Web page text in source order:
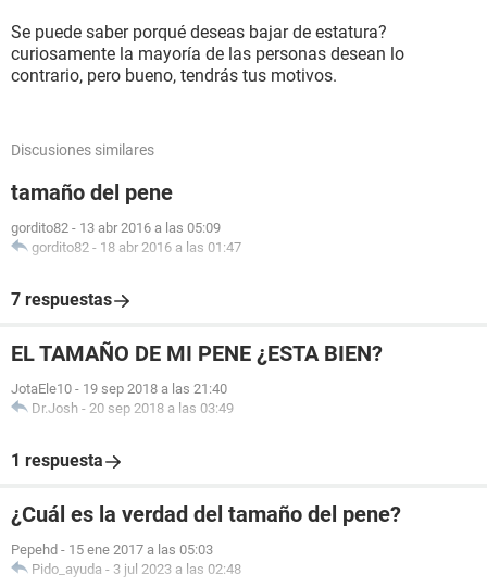
Se puede saber porqué deseas bajar de estatura?
curiosamente la mayoría de las personas desean lo
contrario, pero bueno, tendrás tus motivos.
Discusiones similares
tamaño del pene
gordito82 - 13 abr 2016 a las 05:09
gordito82 - 18 abr 2016 a las 01:47
7 respuestas
EL TAMAÑO DE MI PENE ¿ESTA BIEN?
JotaEle10 - 19 sep 2018 a las 21:40
Dr.Josh - 20 sep 2018 a las 03:49
1 respuesta
¿Cuál es la verdad del tamaño del pene?
Pepehd - 15 ene 2017 a las 05:03
Pido_ayuda - 3 jul 2023 a las 02:48